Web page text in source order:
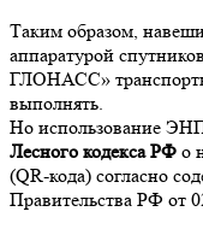
Таким образом,
аппаратурой
ГЛОНАСС»
выполнять.
Но использование
Лесного кодекса РФ о
(QR-кода) согласно
Правительства РФ от